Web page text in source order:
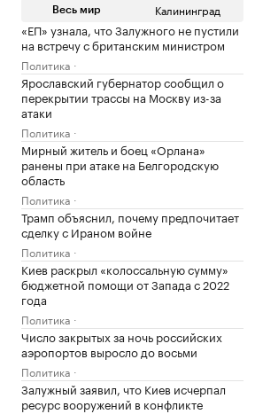
Весь мир Калининград
«ЕП» узнала, что Залужного не пустили
на встречу с британским министром
Политика
Ярославский губернатор сообщил о
перекрытии трассы на Москву из-за
атаки
Политика
Мирный житель и боец «Орлана»
ранены при атаке на Белгородскую
область
Политика
Трамп объяснил, почему предпочитает
сделку с Ираном войне
Политика
Киев раскрыл «колоссальную сумму»
бюджетной помощи от Запада с 2022
года
Политика
Число закрытых за ночь российских
аэропортов выросло до восьми
Политика
Залужный заявил, что Киев исчерпал
ресурс вооружений в конфликте